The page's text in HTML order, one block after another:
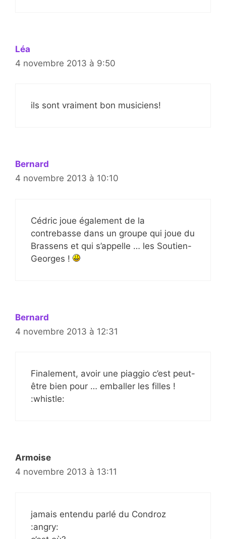
Léa
4 novembre 2013 à 9:50
ils sont vraiment bon musiciens!
Bernard
4 novembre 2013 à 10:10
Cédric joue également de la
contrebasse dans un groupe qui joue du
Brassens et qui s’appelle … les Soutien-
Georges !
Bernard
4 novembre 2013 à 12:31
Finalement, avoir une piaggio c’est peut-
être bien pour … emballer les filles !
:whistle:
Armoise
4 novembre 2013 à 13:11
jamais entendu parlé du Condroz
:angry: